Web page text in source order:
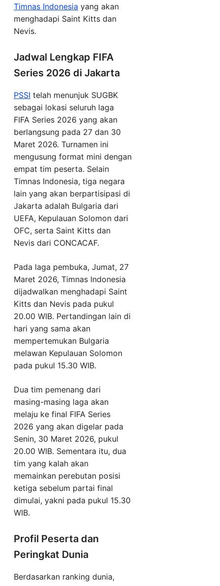
Timnas Indonesia yang akan
menghadapi Saint Kitts dan
Nevis.
Jadwal Lengkap FIFA
Series 2026 di Jakarta
PSSI telah menunjuk SUGBK
sebagai lokasi seluruh laga
FIFA Series 2026 yang akan
berlangsung pada 27 dan 30
Maret 2026. Turnamen ini
mengusung format mini dengan
empat tim peserta. Selain
Timnas Indonesia, tiga negara
lain yang akan berpartisipasi di
Jakarta adalah Bulgaria dari
UEFA, Kepulauan Solomon dari
OFC, serta Saint Kitts dan
Nevis dari CONCACAF.
Pada laga pembuka, Jumat, 27
Maret 2026, Timnas Indonesia
dijadwalkan menghadapi Saint
Kitts dan Nevis pada pukul
20.00 WIB. Pertandingan lain di
hari yang sama akan
mempertemukan Bulgaria
melawan Kepulauan Solomon
pada pukul 15.30 WIB.
Dua tim pemenang dari
masing-masing laga akan
melaju ke final FIFA Series
2026 yang akan digelar pada
Senin, 30 Maret 2026, pukul
20.00 WIB. Sementara itu, dua
tim yang kalah akan
memainkan perebutan posisi
ketiga sebelum partai final
dimulai, yakni pada pukul 15.30
WIB.
Profil Peserta dan
Peringkat Dunia
Berdasarkan ranking dunia,